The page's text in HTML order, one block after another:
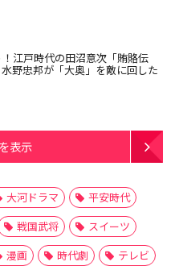
江戸時代の田沼意次「賄賂伝
野忠邦が「大奥」を敵に回した
表示
大河ドラマ
平安時代
戦国武将
スイーツ
漫画 時代劇
テレビ